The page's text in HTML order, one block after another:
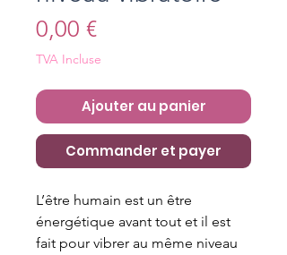
0,00 €Prix
TVA Incluse
Ajouter au panier
Commander et payer
L’être humain est un être
énergétique avant tout et il est
fait pour vibrer au même niveau